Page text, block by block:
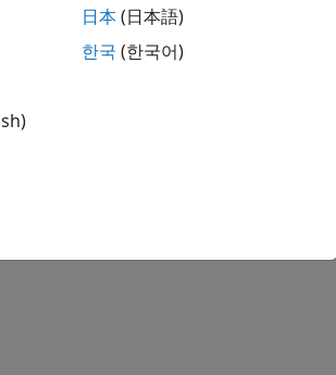
吗？
日本(日本語)
한국 (한국어)